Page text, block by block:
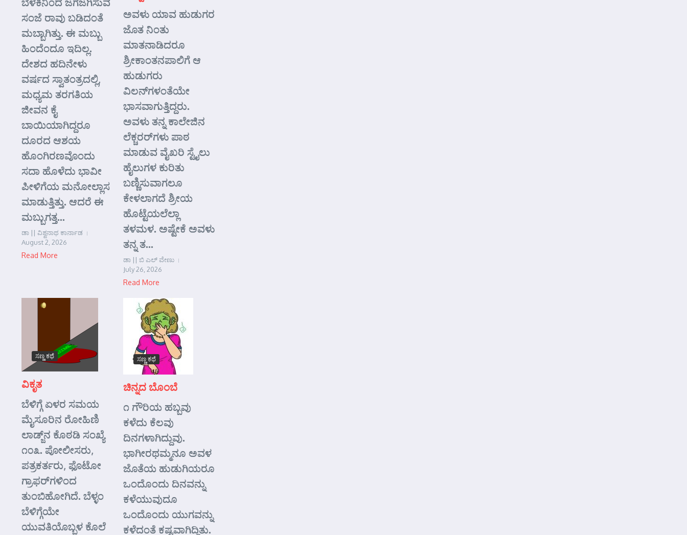
ಸಂಜೆ ರಾವು ಬಡಿದಂತೆ
ಮಬ್ಬಾಗಿತ್ತು. ಈ ಮಬ್ಬು
ಹಿಂದೆಂದೂ ಇದಿಲ್ಲ.
ದೇಶದ ಹದಿನೇಳು
ವರ್ಷದ ಸ್ವಾತಂತ್ರದಲ್ಲಿ,
ಮಧ್ಯಮ ತರಗತಿಯ
ಜೀವನ ಕೈ
ಬಾಯಿಯಾಗಿದ್ದರೂ
ದೂರದ ಆಶಯ
ಹೊಂಗಿರಣವೊಂದು
ಸದಾ ಹೊಳೆದು ಭಾವೀ
ಪೀಳಿಗೆಯ ಮನೋಲ್ಲಾಸ
ಮಾಡುತ್ತಿತ್ತು. ಆದರೆ ಈ
ಮಬ್ಬುಗತ್ತ...
ಡಾ || ವಿಶ್ವನಾಥ ಕಾರ್ನಾಡ
August 2, 2026
Read More
ಅವಳು ಯಾವ ಹುಡುಗರ
ಜೊತ ನಿಂತು
ಮಾತನಾಡಿದರೂ
ಶ್ರೀಕಾಂತನಪಾಲಿಗೆ ಆ
ಹುಡುಗರು
ವಿಲನ್‌ಗಳಂತೆಯೇ
ಭಾಸವಾಗುತ್ತಿದ್ದರು.
ಅವಳು ತನ್ನ ಕಾಲೇಜಿನ
ಲೆಕ್ಚರರ್‌ಗಳು ಪಾಠ
ಮಾಡುವ ವೈಖರಿ ಸ್ಟೈಲು
ಹೈಲುಗಳ ಕುರಿತು
ಬಣ್ಣಿಸುವಾಗಲೂ
ಕೇಳಲಾಗದೆ ಶ್ರೀಯ
ಹೊಟ್ಟೆಯಲೆಲ್ಲಾ
ತಳಮಳ. ಅಷ್ಟೇಕೆ ಅವಳು
ತನ್ನ ತ...
ಡಾ || ಬಿ ಎಲ್ ವೇಣು
July 26, 2026
Read More
ಸಣ್ಣ ಕಥೆ
ವಿಕೃತ
ಬೆಳಿಗ್ಗೆ ಏಳರ ಸಮಯ
ಮೈಸೂರಿನ ರೋಹಿಣಿ
ಲಾಡ್ಜ್‌ನ ಕೊಠಡಿ ಸಂಖ್ಯೆ
೧೦೩. ಪೋಲೀಸರು,
ಪತ್ರಕರ್ತರು, ಫೊಟೋ
ಗ್ರಾಫರ್‌ಗಳಿಂದ
ತುಂಬಿಹೋಗಿದೆ. ಬೆಳ್ಳಂ
ಬೆಳಿಗ್ಗೆಯೇ
ಯುವತಿಯೊಬ್ಬಳ ಕೊಲೆ
ಸಣ್ಣ ಕಥೆ
ಚಿನ್ನದ ಬೊಂಬೆ
೧ ಗೌರಿಯ ಹಬ್ಬವು
ಕಳೆದು ಕೆಲವು
ದಿನಗಳಾಗಿದ್ದುವು.
ಭಾಗೀರಥಮ್ಮನೂ ಅವಳ
ಜೊತೆಯ ಹುಡುಗಿಯರೂ
ಒಂದೊಂದು ದಿನವನ್ನು
ಕಳೆಯುವುದೂ
ಒಂದೊಂದು ಯುಗವನ್ನು
ಕಳೆದಂತೆ ಕಷ್ಟವಾಗಿದ್ದಿತು.